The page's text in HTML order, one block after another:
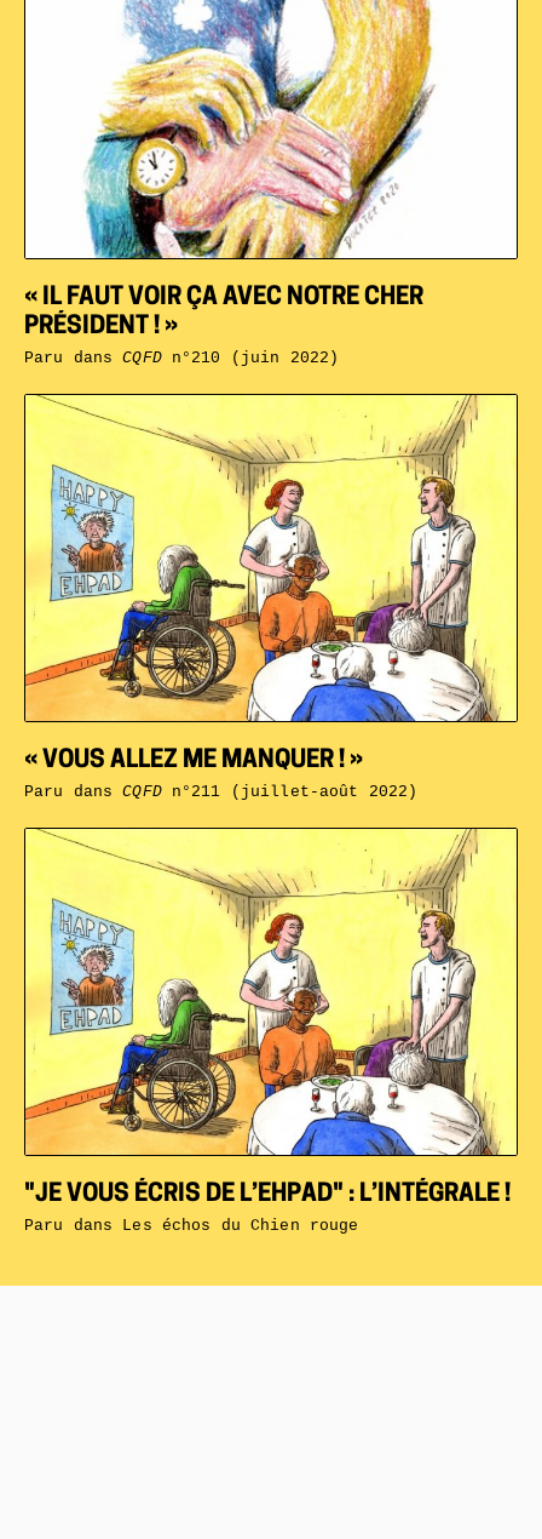
"JE VOUS ÉCRIS DE L’EHPAD" : L’INTÉGRALE !
Paru dans Les échos du Chien rouge
« VOUS ALLEZ ME MANQUER ! »
Paru dansCQFDn°211 (juillet-août 2022)
« IL FAUT VOIR ÇA AVEC NOTRE CHER
PRÉSIDENT ! »
Paru dansCQFDn°210 (juin 2022)